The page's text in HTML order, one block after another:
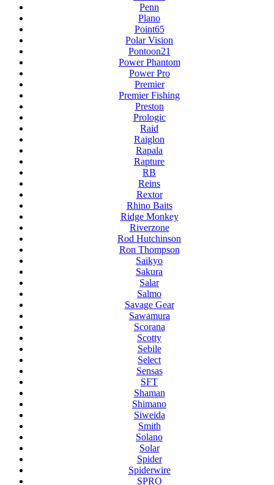
Penn
Plano
Point65
Polar Vision
Pontoon21
Power Phantom
Power Pro
Premier
Premier Fishing
Preston
Prologic
Raid
Raiglon
Rapala
Rapture
RB
Reins
Rextor
Rhino Baits
Ridge Monkey
Riverzone
Rod Hutchinson
Ron Thompson
Saikyo
Sakura
Salar
Salmo
Savage Gear
Sawamura
Scorana
Scotty
Sebile
Select
Sensas
SFT
Shaman
Shimano
Siweida
Smith
Solano
Solar
Spider
Spiderwire
SPRO